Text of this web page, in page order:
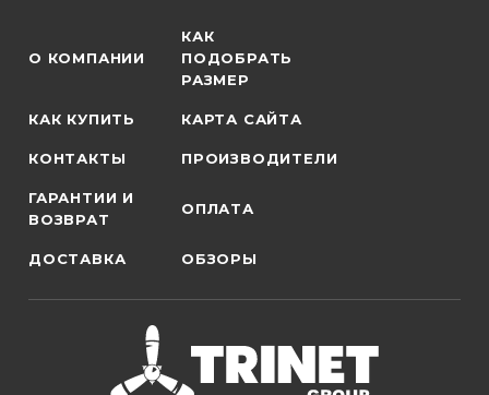
О КОМПАНИИ
КАК
ПОДОБРАТЬ
РАЗМЕР
КАК КУПИТЬ КАРТА САЙТА
КОНТАКТЫ ПРОИЗВОДИТЕЛИ
ГАРАНТИИ И
ВОЗВРАТ
ОПЛАТА
ДОСТАВКА ОБЗОРЫ